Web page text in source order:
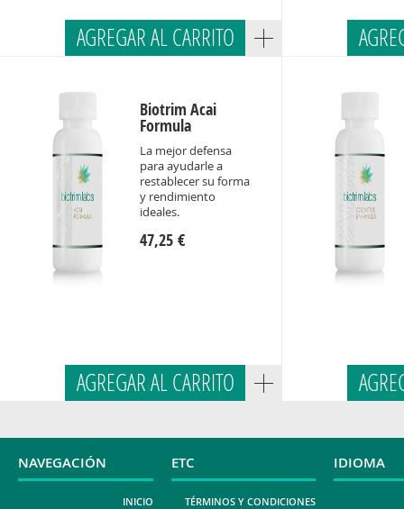
AGREGAR AL CARRITO
Biotrim Acai
Formula
La mejor defensa
para ayudarle a
restablecer su forma
y rendimiento
ideales.
47,25 €
AGREGAR AL CARRITO
NAVEGACIÓN
INICIO
ETC
TÉRMINOS Y CONDICIONES
IDIOMA